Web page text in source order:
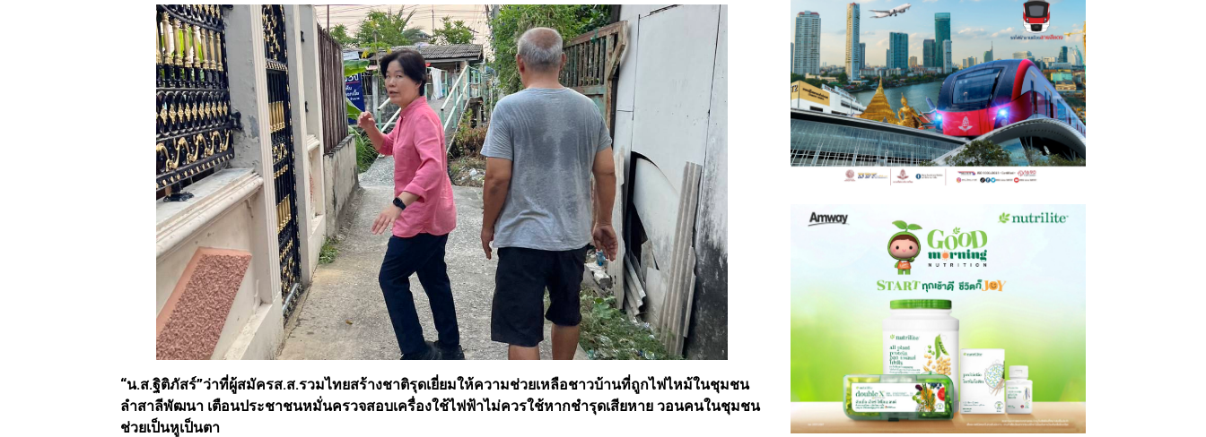
“น.ส.ฐิติภัสร์”ว่าที่ผู้สมัครส.ส.รวมไทยสร้างชาติรุดเยี่ยมให้ความช่วยเหลือชาวบ้านที่ถูกไฟไหม้ในชุมชน
ลำสาลีพัฒนา เตือนประชาชนหมั่นครวจสอบเครื่องใช้ไฟฟ้าไม่ควรใช้หากชำรุดเสียหาย วอนคนในชุมชน
ช่วยเป็นหูเป็นตา